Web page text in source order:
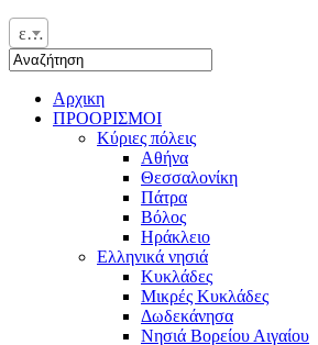
ελ
Αρχικη
ΠΡΟΟΡΙΣΜΟΙ
Κύριες πόλεις
Αθήνα
Θεσσαλονίκη
Πάτρα
Βόλος
Ηράκλειο
Ελληνικά νησιά
Κυκλάδες
Μικρές Κυκλάδες
Δωδεκάνησα
Νησιά Βορείου Αιγαίου